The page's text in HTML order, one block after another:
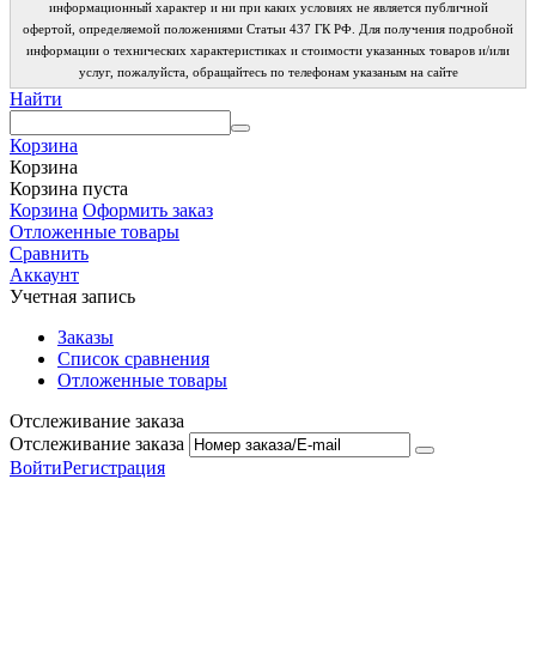
информационный характер и ни при каких условиях не является публичной
офертой, определяемой положениями Статьи 437 ГК РФ. Для получения подробной
информации о технических характеристиках и стоимости указанных товаров и/или
услуг, пожалуйста, обращайтесь по телефонам указаным на сайте
Найти
Корзина
Корзина
Корзина пуста
Корзина Оформить заказ
Отложенные товары
Сравнить
Аккаунт
Учетная запись
Заказы
Список сравнения
Отложенные товары
Отслеживание заказа
Отслеживание заказа
ВойтиРегистрация